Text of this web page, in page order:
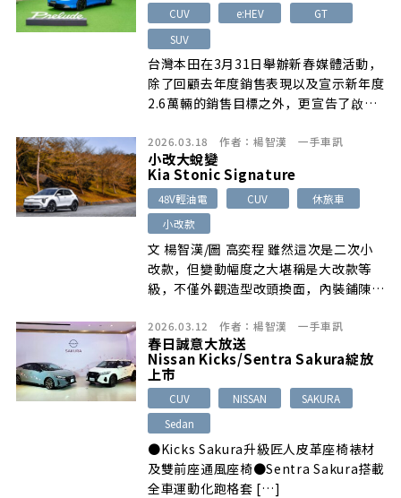
CUV e:HEV
GT
SUV
台灣本田在3月31日舉辦新春媒體活動，
除了回顧去年度銷售表現以及宣示新年度
2.6萬輛的銷售目標之外，更宣告了啟
2026.03.18 作者： 楊智漢 一手車訊
小改大蛻變
Kia Stonic Signature
48V輕油電 CUV
休旅車
小改款
文 楊智漢/圖 高奕程 雖然這次是二次小
改款，但變動幅度之大堪稱是大改款等
級，不僅外觀造型改頭換面，內裝鋪陳設
2026.03.12 作者： 楊智漢 一手車訊
春日誠意大放送
Nissan Kicks/Sentra Sakura綻放
上市
CUV NISSAN
SAKURA
Sedan
●Kicks Sakura升級匠人皮革座椅裱材
及雙前座通風座椅●Sentra Sakura搭載
全車運動化跑格套 […]